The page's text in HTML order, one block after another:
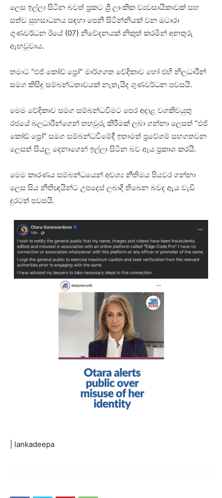
ලෙස ඉල්ලා සිටින බවත් ප්‍රකට ශ්‍රී ලාංකික ව්‍යවසායිකාවක් සහ
සත්ව සුභසාධනය සඳහා පෙනී සිටින්නියක් වන ඔටාරා
ගුණවර්ධන ඊයේ (07) නිවේදනයක් නිකුත් කරමින් අනතුරු
ඇඟවූවාය.
තමාට “එජ් කෝඩ් ප්‍රෝ” මාර්ගගත වේදිකාව හෝ එහි නිලධාරීන්
සමග කිසිඳු සම්බන්ධතාවයක් නැතැයිද ගුණවර්ධන පවසයි.
මෙම වේදිකාව සමග සම්බන්ධවීමට පෙර අදාළ වගකිවයුතු
රජයේ බලධාරීන්ගෙන් තහවුරු කිරීමක් ලබා ගන්නා ලෙසත් “එජ්
කෝඩ් ප්‍රෝ” සමග සම්බන්ධවීමේදී ඉතාමත් ප්‍රවේශම් සහගතවන
ලෙසත් සියලු දෙනාගෙන් ඉල්ලා සිටින බව ඇය ප්‍රකාශ කරයි.
මෙම කාරණය සම්බන්ධයෙන් අවශ්‍ය නීතිමය පියවර ගන්නා
ලෙස සිය නීතිඥයින්ට උපදෙස් ලබාදී තිබෙන බවද ඇය වැඩි
දුරටත් පවසයි.
| lankadeepa